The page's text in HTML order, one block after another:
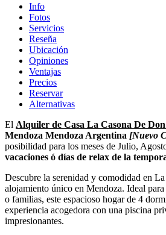
Info
Fotos
Servicios
Reseña
Ubicación
Opiniones
Ventajas
Precios
Reservar
Alternativas
El Alquiler de Casa La Casona De
Mendoza Mendoza Argentina [Nuevo
posibilidad para los meses de Julio,
vacaciones ó días de relax de la
Descubre la serenidad y comodidad en
alojamiento único en Mendoza. Ideal
o familias, este espacioso hogar de 4
experiencia acogedora con una piscina
impresionantes.